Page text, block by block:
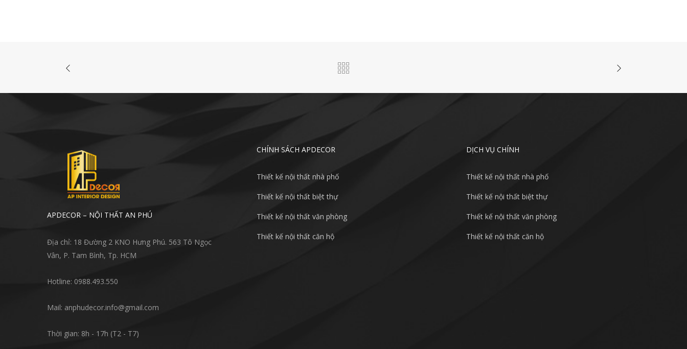
APDECOR – NỘI THẤT AN PHÚ
Địa chỉ: 18 Đường 2 KNO Hưng Phú. 563 Tô Ngọc
Vân, P. Tam Bình, Tp. HCM
Hotline: 0988.493.550
Mail: anphudecor.info@gmail.com
Thời gian: 8h - 17h (T2 - T7)
CHÍNH SÁCH APDECOR
Thiết kế nội thất nhà phố
Thiết kế nội thất biệt thự
Thiết kế nội thất văn phòng
Thiết kế nội thất căn hộ
DỊCH VỤ CHÍNH
Thiết kế nội thất nhà phố
Thiết kế nội thất biệt thự
Thiết kế nội thất văn phòng
Thiết kế nội thất căn hộ